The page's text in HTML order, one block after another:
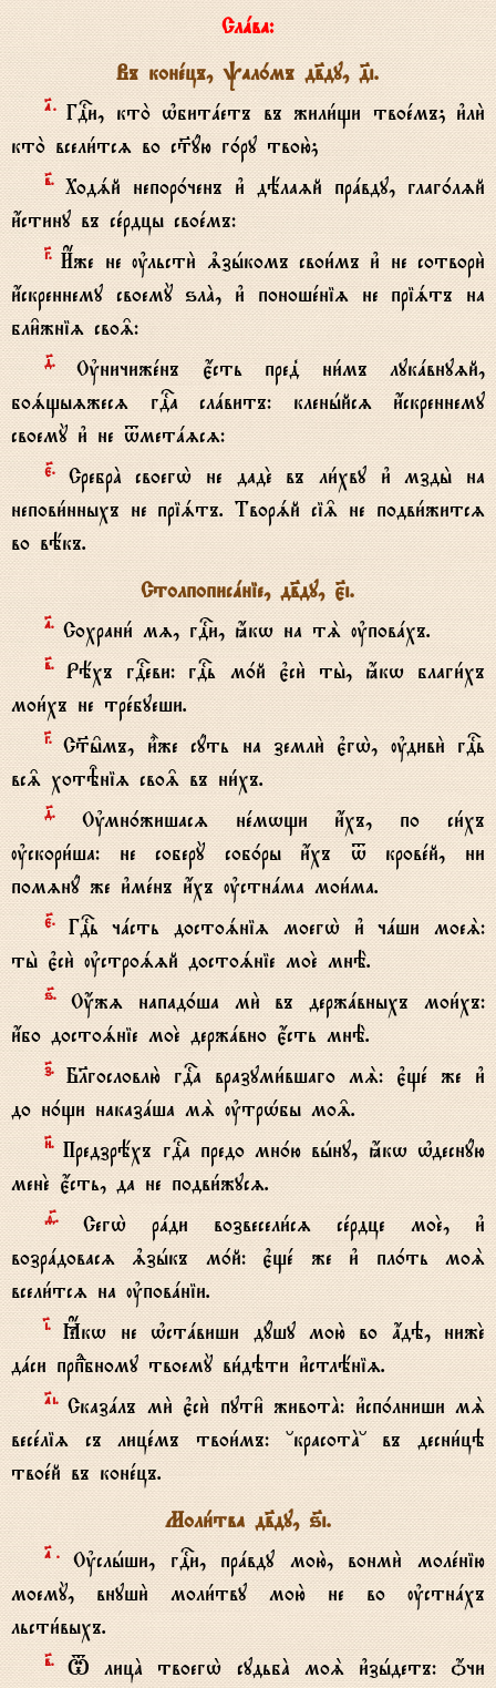
Слaва:
Въ конeцъ, pал0мъ дв7ду, д7i.
№.ГDи, кто2 њбитaетъ въ жили1щи твоeмъ; и3ли2
кто2 всели1тсz во с™yю г0ру твою2;
в7.Ходsй непор0ченъ и3 дёлаzй прaвду, глаг0лzй
и4стину въ сeрдцы своeмъ:
G.И$же не ўльсти2 љзhкомъ свои1мъ и3 не сотвори2
и4скреннему своемY ѕлA, и3 поношeніz не пріsтъ на
бли6жніz сво‰:
д7.Ўничижeнъ є4сть пред8 ни1мъ лукaвнуzй,
боsщыzжесz гDа слaвитъ: кленhйсz и4скреннему
своемY и3 не tметazсz:
є7.СребрA своегw2 не дадE въ ли1хву и3 мзды2 на
непови1нныхъ не пріsтъ. Творsй сі‰ не подви1житсz
во вёкъ.
Столпописaніе, дв7ду, є7i.
№.Сохрани1 мz, гDи, ћкw на тS ўповaхъ.
в7.Рёхъ гDеви: гDь м0й є3си2 ты2, ћкw благи1хъ
мои1хъ не трeбуеши.
G.С™ы6мъ, и5же сyть на земли2 є3гw2, ўдиви2 гDь
вс‰ хотBніz сво‰ въ ни1хъ.
д7.Ўмн0жишасz нeмwщи и4хъ, по си1хъ
ўскори1ша: не соберY соб0ры и4хъ t кровeй, ни
помzнy же и3мeнъ и4хъ ўстнaма мои1ма.
є7.ГDь чaсть достоsніz моегw2 и3 чaши моеS:
ты2 є3си2 ўстроszй достоsніе моE мнЁ.
ѕ7.Ќжz напад0ша ми2 въ держaвныхъ мои1хъ:
и4бо достоsніе моE держaвно є4сть мнЁ.
з7.Бlгословлю2 гDа вразуми1вшаго мS: є3щe же и3
до н0щи наказaша мS ўтрHбы мо‰.
}.Предзрёхъ гDа предо мн0ю вhну, ћкw њдеснyю
менE є4сть, да не подви1жусz.
f7.Сегw2 рaди возвесели1сz сeрдце моE, и3
возрaдовасz љзhкъ м0й: є3щe же и3 пл0ть моS
всели1тсz на ўповaніи.
‹.Ћкw не њстaвиши дyшу мою2 во ѓдэ, нижE
дaси прпdбному твоемY ви1дэти и3стлёніz.
№i.Сказaлъ ми2 є3си2 пути6 животA: и3сп0лниши мS
весeліz съ лицeмъ твои1мъ: °красотA° въ десни1цэ
твоeй въ конeцъ.
Моли1тва дв7ду, ѕ7i.
№.Ўслhши, гDи, прaвду мою2, вонми2 молeнію
моемY, внуши2 моли1тву мою2 не во ўстнaхъ
льсти1выхъ.
в7.T лицA твоегw2 судьбA моS и3зhдетъ: џчи